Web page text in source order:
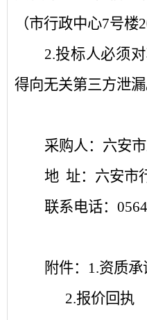
（市行政中心7号楼
2.投标人必须
得向无关第三方泄漏
采购人： 六安
地 址： 六安市
联系电话：
附件： 1.资质承
2.报价回执